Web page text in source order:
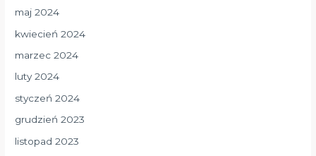
maj 2024
kwiecień 2024
marzec 2024
luty 2024
styczeń 2024
grudzień 2023
listopad 2023